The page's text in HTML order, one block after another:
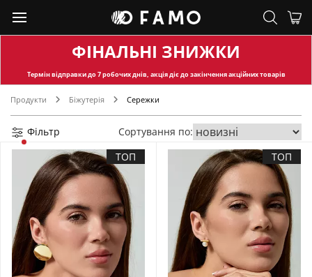
ФІНАЛЬНІ ЗНИЖКИ
Термін відправкидо 7 робочих днів, акція діє до закінчення акційних товарів
Продукти Біжутерія Сережки
Фільтр
Сортування по:
ТОП
ТОП